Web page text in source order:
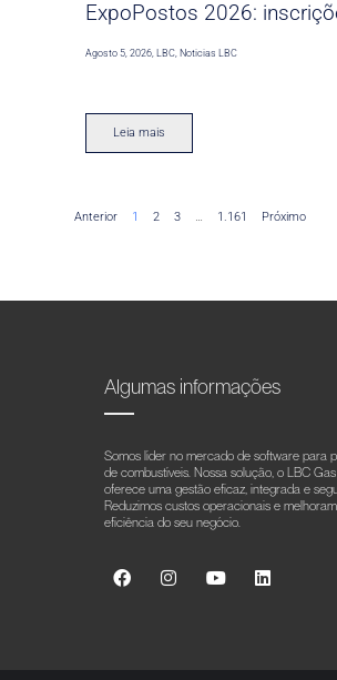
ExpoPostos 2026:
Agosto 5, 2026 ,LBC Noticias LBC
Leia mais
Anterior 1 2 3 … 1.161 Próximo
Algumas informações
Somos líder no mercado de software para
de combustíveis. Nossa solução, o LBC Gas
oferece uma gestão eficaz, integrada e
Reduzimos custos operacionais e
eficiência do seu negócio.